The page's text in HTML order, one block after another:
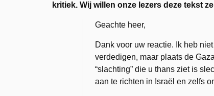
kritiek. Wij willen onze lezers deze tekst
Geachte heer,
Dank voor uw reactie. Ik heb
verdedigen, maar plaats de
“slachting” die u thans ziet is
aan te richten in Israël en zelfs